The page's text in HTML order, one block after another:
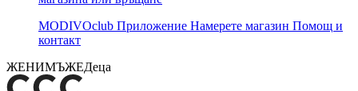
MODIVOclub Приложение Намерете магазин Помощ и
контакт
ЖЕНИМЪЖЕДеца